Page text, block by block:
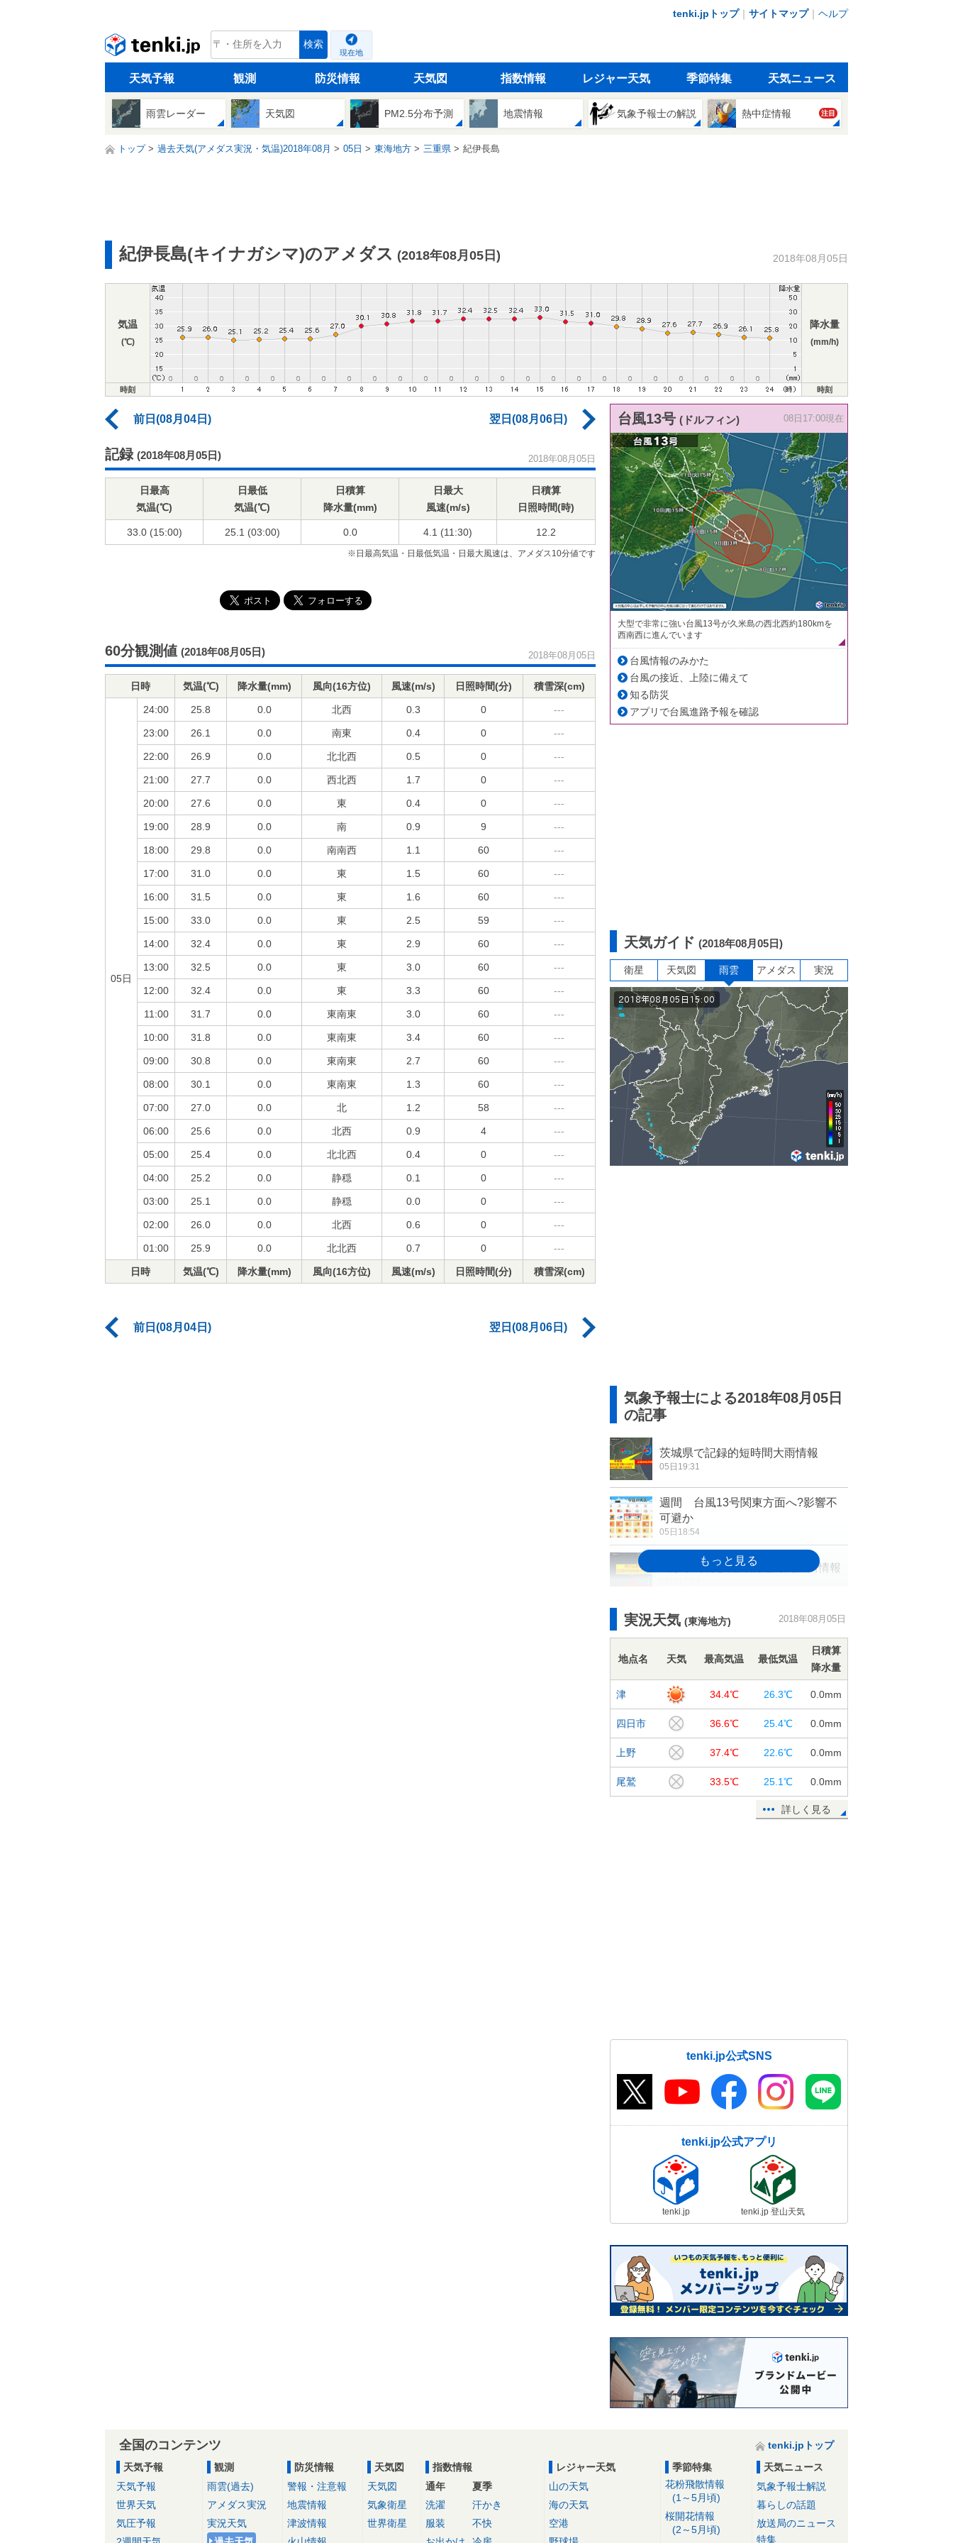
tenki.jpトップ｜ サイトマップ｜ ヘルプ
tenki.jp 検索
現在地
天気予報 観測 防災情報 天気図 指数情報 レジャー天気 季節特集 天気ニュース
雨雲レーダー 天気図 PM2.5分布予測 地震情報 気象予報士の解説 熱中症情報 注目
トップ 過去天気(アメダス実況・気温)2018年08月 05日 東海地方 三重県 紀伊長島
紀伊長島(キイナガシマ)のアメダス (2018年08月05日) 2018年08月05日
気温
(℃)
降水量
(mm/h)
時刻 時刻
前日(08月04日) 翌日(08月06日)
記録 (2018年08月05日) 2018年08月05日
日最高
気温(℃)
日最低
気温(℃)
日積算
降水量(mm)
日最大
風速(m/s)
日積算
日照時間(時)
33.0 (15:00) 25.1 (03:00) 0.0 4.1 (11:30) 12.2
※日最高気温・日最低気温・日最大風速は、アメダス10分値です
60分観測値 (2018年08月05日) 2018年08月05日
日時 気温(℃) 降水量(mm) 風向(16方位) 風速(m/s) 日照時間(分) 積雪深(cm)
05日
24:00 25.8 0.0 北西 0.3 0 ---
23:00 26.1 0.0 南東 0.4 0 ---
22:00 26.9 0.0 北北西 0.5 0 ---
21:00 27.7 0.0 西北西 1.7 0 ---
20:00 27.6 0.0 東 0.4 0 ---
19:00 28.9 0.0 南 0.9 9 ---
18:00 29.8 0.0 南南西 1.1 60 ---
17:00 31.0 0.0 東 1.5 60 ---
16:00 31.5 0.0 東 1.6 60 ---
15:00 33.0 0.0 東 2.5 59 ---
14:00 32.4 0.0 東 2.9 60 ---
13:00 32.5 0.0 東 3.0 60 ---
12:00 32.4 0.0 東 3.3 60 ---
11:00 31.7 0.0 東南東 3.0 60 ---
10:00 31.8 0.0 東南東 3.4 60 ---
09:00 30.8 0.0 東南東 2.7 60 ---
08:00 30.1 0.0 東南東 1.3 60 ---
07:00 27.0 0.0 北 1.2 58 ---
06:00 25.6 0.0 北西 0.9 4 ---
05:00 25.4 0.0 北北西 0.4 0 ---
04:00 25.2 0.0 静穏 0.1 0 ---
03:00 25.1 0.0 静穏 0.0 0 ---
02:00 26.0 0.0 北西 0.6 0 ---
01:00 25.9 0.0 北北西 0.7 0 ---
日時 気温(℃) 降水量(mm) 風向(16方位) 風速(m/s) 日照時間(分) 積雪深(cm)
前日(08月04日) 翌日(08月06日)
台風13号 (ドルフィン) 08日17:00現在
大型で非常に強い台風13号が久米島の西北西約180kmを
西南西に進んでいます
台風情報のみかた
台風の接近、上陸に備えて
知る防災
アプリで台風進路予報を確認
天気ガイド (2018年08月05日)
衛星 天気図 雨雲 アメダス 実況
気象予報士による2018年08月05日
の記事
茨城県で記録的短時間大雨情報
05日19:31
週間 台風13号関東方面へ?影響不
可避か
05日18:54
山形県で再び記録的短時間大雨情報
暦ではまもなく秋ですが、暑さは衰
山形県で記録的短時間大雨情報
05日14:16
40度迫る暑さ 関東は徐々に台風の
高波
05日09:06
北海道は猛暑一転 記録的冷え込み
実況天気 (東海地方) 2018年08月05日
地点名 天気 最高気温 最低気温
日積算
降水量
津 34.4℃ 26.3℃ 0.0mm
四日市 36.6℃ 25.4℃ 0.0mm
上野 37.4℃ 22.6℃ 0.0mm
尾鷲 33.5℃ 25.1℃ 0.0mm
詳しく見る
tenki.jp公式SNS
tenki.jp公式アプリ
tenki.jp tenki.jp 登山天気
全国のコンテンツ
tenki.jpトップ
天気予報
天気予報
世界天気
気圧予報
観測
雨雲(過去)
アメダス実況
実況天気
防災情報
警報・注意報
地震情報
津波情報
天気図
天気図
気象衛星
世界衛星
指数情報
通年
洗濯
服装
夏季
汗かき
不快
レジャー天気
山の天気
海の天気
空港
季節特集
花粉飛散情報
(1～5月頃)
桜開花情報
(2～5月頃)
天気ニュース
気象予報士解説
暮らしの話題
放送局のニュース
特集